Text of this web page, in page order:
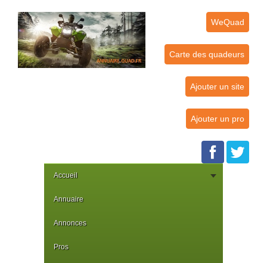
WeQuad
Carte des quadeurs
Ajouter un site
Ajouter un pro
Accueil
Annuaire
Annonces
Pros